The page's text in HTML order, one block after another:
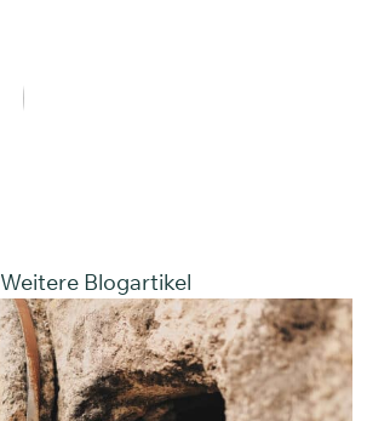
Weitere Blogartikel